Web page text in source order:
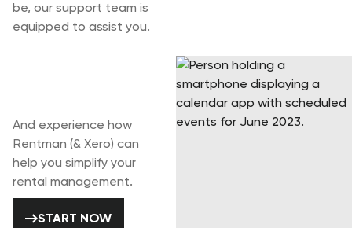
be, our support team is
equipped to assist you.
And experience how
Rentman (& Xero) can
help you simplify your
rental management.
START NOW